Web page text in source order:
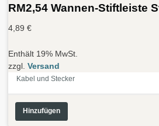
RM2,54 Wannen-Stiftleiste
4,89 €
Enthält 19% MwSt.
zzgl. Versand
Kabel und Stecker
Hinzufügen